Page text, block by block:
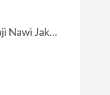
Kost MRT Haji Nawi Jakarta Selatan